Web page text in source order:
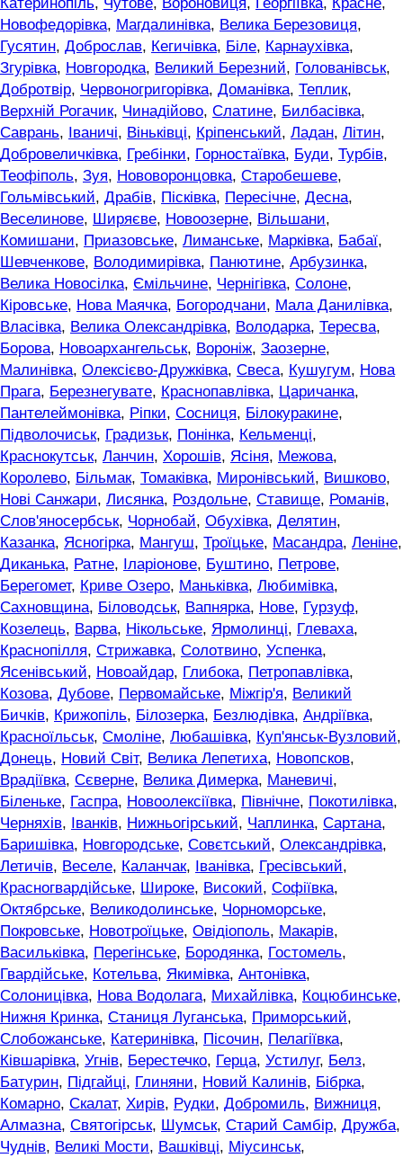
Катеринопіль, Чутове, Вороновиця, Георгіївка, Красне,
Новофедорівка, Магдалинівка, Велика Березовиця,
Гусятин, Доброслав, Кегичівка, Біле, Карнаухівка,
Згурівка, Новгородка, Великий Березний, Голованівськ,
Добротвір, Червоногригорівка, Доманівка, Теплик,
Верхній Рогачик, Чинадійово, Слатине, Билбасівка,
Саврань, Іваничі, Віньківці, Кріпенський, Ладан, Літин,
Добровеличківка, Гребінки, Горностаївка, Буди, Турбів,
Теофіполь, Зуя, Нововоронцовка, Старобешеве,
Гольмівський, Драбів, Пісківка, Пересічне, Десна,
Веселинове, Ширяєве, Новоозерне, Вільшани,
Комишани, Приазовське, Лиманське, Марківка, Бабаї,
Шевченкове, Володимирівка, Панютине, Арбузинка,
Велика Новосілка, Ємільчине, Чернігівка, Солоне,
Кіровське, Нова Маячка, Богородчани, Мала Данилівка,
Власівка, Велика Олександрівка, Володарка, Тересва,
Борова, Новоархангельськ, Вороніж, Заозерне,
Малинівка, Олексієво-Дружківка, Свеса, Кушугум, Нова
Прага, Березнегувате, Краснопавлівка, Царичанка,
Пантелеймонівка, Ріпки, Сосниця, Білокуракине,
Підволочиськ, Градизьк, Понінка, Кельменці,
Краснокутськ, Ланчин, Хорошів, Ясіня, Межова,
Королево, Більмак, Томаківка, Миронівський, Вишково,
Нові Санжари, Лисянка, Роздольне, Ставище, Романів,
Слов'яносербськ, Чорнобай, Обухівка, Делятин,
Казанка, Ясногірка, Мангуш, Троїцьке, Масандра, Леніне,
Диканька, Ратне, Іларіонове, Буштино, Петрове,
Берегомет, Криве Озеро, Маньківка, Любимівка,
Сахновщина, Біловодськ, Вапнярка, Нове, Гурзуф,
Козелець, Варва, Нікольське, Ярмолинці, Глеваха,
Краснопілля, Стрижавка, Солотвино, Успенка,
Ясенівський, Новоайдар, Глибока, Петропавлівка,
Козова, Дубове, Первомайське, Міжгір'я, Великий
Бичків, Крижопіль, Білозерка, Безлюдівка, Андріївка,
Красноїльськ, Смоліне, Любашівка, Куп'янськ-Вузловий,
Донець, Новий Світ, Велика Лепетиха, Новопсков,
Врадіївка, Сєверне, Велика Димерка, Маневичі,
Біленьке, Гаспра, Новоолексіївка, Північне, Покотилівка,
Черняхів, Іванків, Нижньогірський, Чаплинка, Сартана,
Баришівка, Новгородське, Совєтський, Олександрівка,
Летичів, Веселе, Каланчак, Іванівка, Гресівський,
Красногвардійське, Широке, Високий, Софіївка,
Октябрське, Великодолинське, Чорноморське,
Покровське, Новотроїцьке, Овідіополь, Макарів,
Васильківка, Перегінське, Бородянка, Гостомель,
Гвардійське, Котельва, Якимівка, Антонівка,
Солоницівка, Нова Водолага, Михайлівка, Коцюбинське,
Нижня Кринка, Станиця Луганська, Приморський,
Слобожанське, Катеринівка, Пісочин, Пелагіївка,
Ківшарівка, Угнів, Берестечко, Герца, Устилуг, Белз,
Батурин, Підгайці, Глиняни, Новий Калинів, Бібрка,
Комарно, Скалат, Хирів, Рудки, Добромиль, Вижниця,
Алмазна, Святогірськ, Шумськ, Старий Самбір, Дружба,
Чуднів, Великі Мости, Вашківці, Міусинськ,